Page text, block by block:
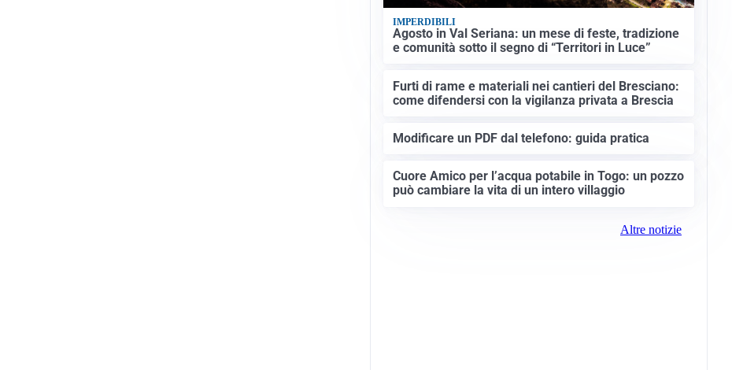
IMPERDIBILI
Agosto in Val Seriana: un mese di feste, tradizione
e comunità sotto il segno di “Territori in Luce”
Furti di rame e materiali nei cantieri del Bresciano:
come difendersi con la vigilanza privata a Brescia
Modificare un PDF dal telefono: guida pratica
Cuore Amico per l’acqua potabile in Togo: un pozzo
può cambiare la vita di un intero villaggio
Altre notizie